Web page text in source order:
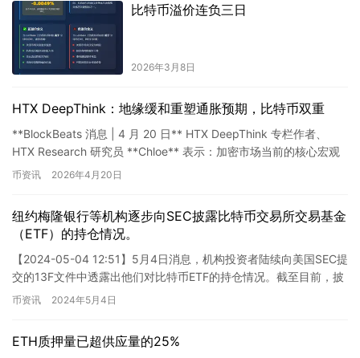
比特币溢价连负三日
2026年3月8日
HTX DeepThink：地缘缓和重塑通胀预期，比特币双重
**BlockBeats 消息 | 4 月 20 日** HTX DeepThink 专栏作者、
HTX Research 研究员 **Chloe** 表示：加密市场当前的核心宏观
逻…
币资讯 2026年4月20日
纽约梅隆银行等机构逐步向SEC披露比特币交易所交易基金
（ETF）的持仓情况。
【2024-05-04 12:51】5月4日消息，机构投资者陆续向美国SEC提
交的13F文件中透露出他们对比特币ETF的持仓情况。截至目前，披
露持有比特币ETF最多的两家机构分别是…
币资讯 2024年5月4日
ETH质押量已超供应量的25%